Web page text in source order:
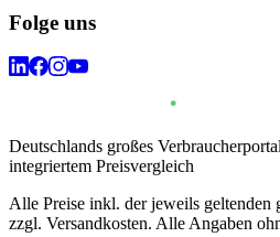
Folge uns
Deutschlands großes
integriertem Preisvergleich
Alle Preise inkl. der jeweils geltenden
zzgl. Versandkosten. Alle Angaben